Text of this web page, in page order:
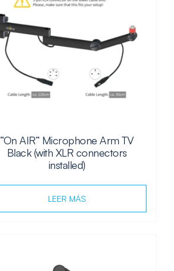
“On AIR” Microphone Arm TV
Black (with XLR connectors
installed)
LEER MÁS